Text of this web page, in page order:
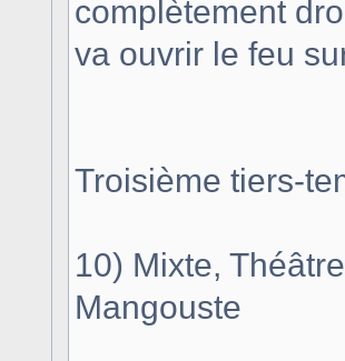
complètement
va ouvrir le feu
Troisième tiers-
10) Mixte,
Mangouste